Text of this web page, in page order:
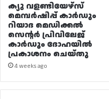
ക്യു വളണ്ടിയേഴ്‌സ്
മെമ്പർഷിപ്പ് കാർഡും
റിയാദ മെഡിക്കൽ
സെന്റർ പ്രിവിലേജ്
കാർഡും ദോഹയിൽ
പ്രകാശനം ചെയ്തു
4 weeks ago